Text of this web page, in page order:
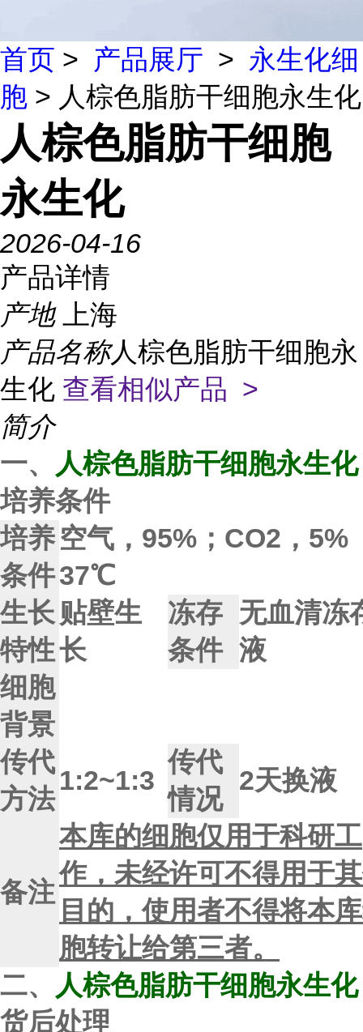
首页 > 产品展厅 > 永生化细
胞 > 人棕色脂肪干细胞永生化
人棕色脂肪干细胞
永生化
2026-04-16
产品详情
产地
上海
产品名称人棕色脂肪干细胞永
生化 查看相似产品 >
简介
一、
人棕色脂肪干细胞永生化
培养条件
培养
条件
空气，95%；CO2，5%
37℃
生长
特性
贴壁生
长
冻存
条件
无血清冻
液
细胞
背景
传代
方法
1:2~1:3
传代
情况
2天换液
备注
本库的细胞仅用于科研工
作，未经许可不得用于
目的，使用者不得将本
胞转让给第三者。
二、
人棕色脂肪干细胞永生化
货后处理